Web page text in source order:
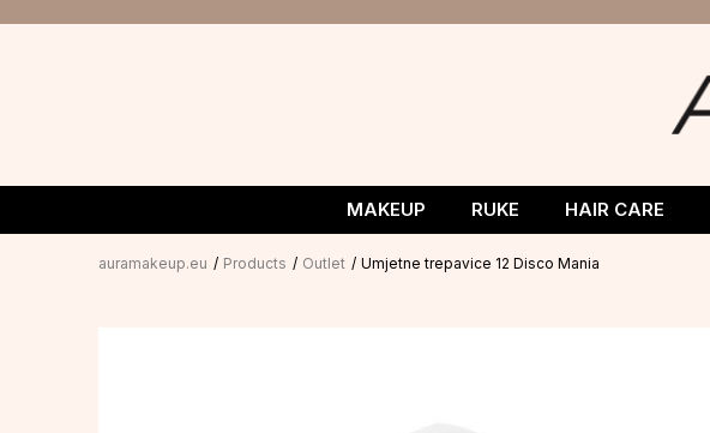
MAKEUP RUKE HAIR CARE
auramakeup.eu Products Outlet Umjetne trepavice 12 Disco Mania